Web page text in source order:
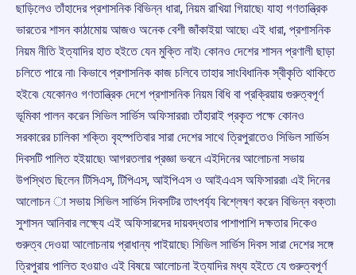
ছাড়িলেও তাঁহাদের প্রশাসনিক বিভিন্ন ধারা, নিয়ম রাখিয়া গিয়াছে৷ যাহা গণতান্ত্রিক
ভারতের শাসন কাঠামোয় আজও অনেক বেশী জাঁকাইয়া আছে৷ এই ধারা, প্রশাসনিক
নিয়ম নীতি ইত্যাদির হাত হইতে যেন মুক্তি নাই৷ কোনও দেশের শাসন প্রণালী ছাড়া
চলিতে পারে না৷ কিভাবে প্রশাসনিক কাজ চলিবে তাহার সাংবিধানিক স্বীকৃতি থাকিতে
হইবে৷ যেকোনও গণতান্ত্রিক দেশে প্রশাসনিক নিয়ম বিধি বা প্রক্রিয়ায় গুরুত্বপূর্ণ
ভূমিকা পালন করেন সিভিল সার্ভিস অফিসাররা৷ তাঁহারাই প্রকৃত পক্ষে কোনও
সরকারের চালিকা শক্তি৷ বৃহস্পতিবার সারা দেশের সাথে ত্রিপুরাতেও সিভিল সার্ভিস
দিবসটি পালিত হইয়াছে৷ আগরতলার প্রজ্ঞা ভবনে এইদিনের আলোচনা সভায়
উপস্থিত ছিলেন টিসিএস, টিপিএস, আইপিএস ও আইএএস অফিসাররা৷ এই দিনের
আলোচন া সভায় সিভিল সার্ভিস দিবসটির তাৎপর্য্য বিশ্লেষণ করেন বিভিন্ন বক্তা৷
সুশাসন আনিবার লক্ষ্যে এই অফিসারদের দায়বদ্ধতার পাশাপাশি দক্ষতার দিকেও
গুরুত্ব দেওয়া আলোচনায় প্রাধান্য পাইয়াছে৷ সিভিল সার্ভিস দিবস সারা দেশের সঙ্গে
ত্রিপুরায় পালিত হওয়াও এই বিষয়ে আলোচনা ইত্যাদির মধ্য হইতে যে গুরুত্বপূর্ণ